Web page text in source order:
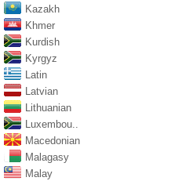
Kazakh
Khmer
Kurdish
Kyrgyz
Latin
Latvian
Lithuanian
Luxembou..
Macedonian
Malagasy
Malay